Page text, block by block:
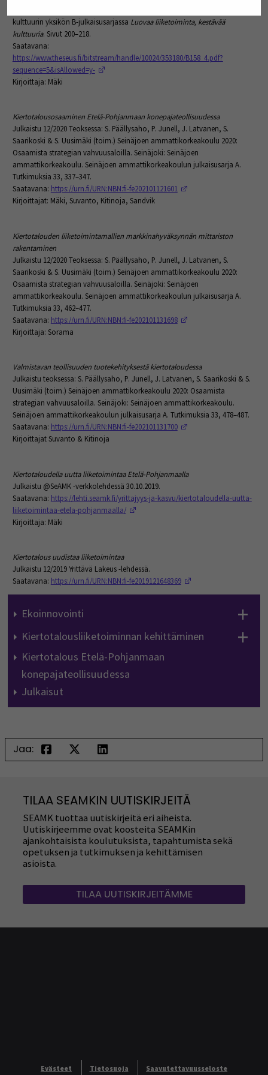
kulttuurin yksikön B-julkaisusarjassa Luovaa liiketoiminta, kestävää
kulttuuria. Sivut 200–218.
Saatavana:
https://www.theseus.fi/bitstream/handle/10024/353180/B158_4.pdf?
sequence=5&isAllowed=y-
Kirjoittaja: Mäki
Kiertotalousosaaminen Etelä-Pohjanmaan konepajateollisuudessa
Julkaistu 12/2020 Teoksessa: S. Päällysaho, P. Junell, J. Latvanen, S.
Saarikoski & S. Uusimäki (toim.) Seinäjoen ammattikorkeakoulu 2020:
Osaamista strategian vahvuusaloilla. Seinäjoki: Seinäjoen
ammattikorkeakoulu. Seinäjoen ammattikorkeakoulun julkaisusarja A.
Tutkimuksia 33, 337–347.
Saatavana: https://urn.fi/URN:NBN:fi-fe202101121601
Kirjoittajat: Mäki, Suvanto, Kitinoja, Sandvik
Kiertotalouden liiketoimintamallien markkinahyväksynnän mittariston
rakentaminen
Julkaistu 12/2020 Teoksessa: S. Päällysaho, P. Junell, J. Latvanen, S.
Saarikoski & S. Uusimäki (toim.) Seinäjoen ammattikorkeakoulu 2020:
Osaamista strategian vahvuusaloilla. Seinäjoki: Seinäjoen
ammattikorkeakoulu. Seinäjoen ammattikorkeakoulun julkaisusarja A.
Tutkimuksia 33, 462–477.
Saatavana: https://urn.fi/URN:NBN:fi-fe202101131698
Kirjoittaja: Sorama
Valmistavan teollisuuden tuotekehityksestä kiertotaloudessa
Julkaistu teoksessa: S. Päällysaho, P. Junell, J. Latvanen, S. Saarikoski & S.
Uusimäki (toim.) Seinäjoen ammattikorkeakoulu 2020: Osaamista
strategian vahvuusaloilla. Seinäjoki: Seinäjoen ammattikorkeakoulu.
Seinäjoen ammattikorkeakoulun julkaisusarja A. Tutkimuksia 33, 478–487.
Saatavana: https://urn.fi/URN:NBN:fi-fe202101131700
Kirjoittajat Suvanto & Kitinoja
Kiertotaloudella uutta liiketoimintaa Etelä-Pohjanmaalla
Julkaistu @SeAMK -verkkolehdessä 30.10.2019.
Saatavana: https://lehti.seamk.fi/yrittajyys-ja-kasvu/kiertotaloudella-uutta-
liiketoimintaa-etela-pohjanmaalla/
Kirjoittaja: Mäki
Kiertotalous uudistaa liiketoimintaa
Julkaistu 12/2019 Yrittävä Lakeus -lehdessä.
Saatavana: https://urn.fi/URN:NBN:fi-fe2019121648369
Ekoinnovointi
Kiertotalousliiketoiminnan kehittäminen
Kiertotalous Etelä-Pohjanmaan
konepajateollisuudessa
Julkaisut
Jaa:
TILAA SEAMKIN UUTISKIRJEITÄ
SEAMK tuottaa uutiskirjeitä eri aiheista.
Uutiskirjeemme ovat koosteita SEAMKin
ajankohtaisista koulutuksista, tapahtumista sekä
opetuksen ja tutkimuksen ja kehittämisen
asioista.
TILAA UUTISKIRJEITÄMME
Evästeet Tietosuoja Saavutettavuusseloste